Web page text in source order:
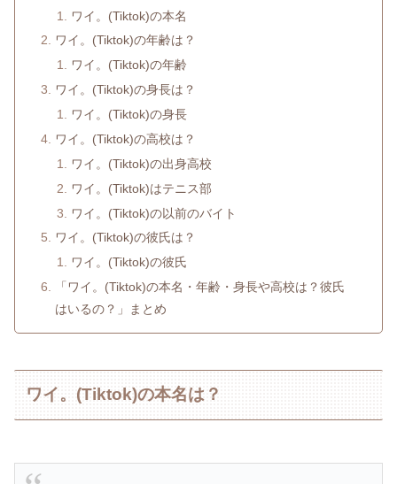
ワイ。(Tiktok)の本名
ワイ。(Tiktok)の年齢は？
ワイ。(Tiktok)の年齢
ワイ。(Tiktok)の身長は？
ワイ。(Tiktok)の身長
ワイ。(Tiktok)の高校は？
ワイ。(Tiktok)の出身高校
ワイ。(Tiktok)はテニス部
ワイ。(Tiktok)の以前のバイト
ワイ。(Tiktok)の彼氏は？
ワイ。(Tiktok)の彼氏
「ワイ。(Tiktok)の本名・年齢・身長や高校は？彼氏
はいるの？」まとめ
ワイ。(Tiktok)の本名は？